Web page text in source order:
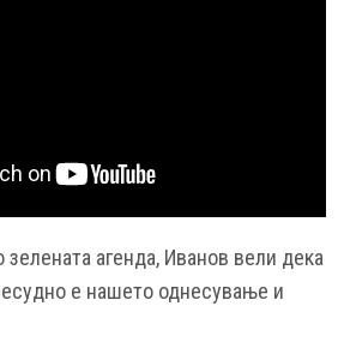
агенда, Иванов вели дека
е нашето однесување и